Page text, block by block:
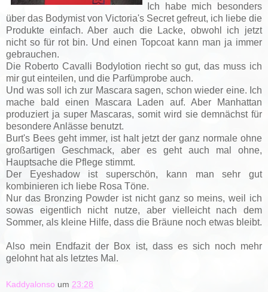
Ich habe mich besonders
über das Bodymist von Victoria's Secret gefreut, ich liebe die
Produkte einfach. Aber auch die Lacke, obwohl ich jetzt
nicht so für rot bin. Und einen Topcoat kann man ja immer
gebrauchen.
Die Roberto Cavalli Bodylotion riecht so gut, das muss ich
mir gut einteilen, und die Parfümprobe auch.
Und was soll ich zur Mascara sagen, schon wieder eine. Ich
mache bald einen Mascara Laden auf. Aber Manhattan
produziert ja super Mascaras, somit wird sie demnächst für
besondere Anlässe benutzt.
Burt's Bees geht immer, ist halt jetzt der ganz normale ohne
großartigen Geschmack, aber es geht auch mal ohne,
Hauptsache die Pflege stimmt.
Der Eyeshadow ist superschön, kann man sehr gut
kombinieren ich liebe Rosa Töne.
Nur das Bronzing Powder ist nicht ganz so meins, weil ich
sowas eigentlich nicht nutze, aber vielleicht nach dem
Sommer, als kleine Hilfe, dass die Bräune noch etwas bleibt.
Also mein Endfazit der Box ist, dass es sich noch mehr
gelohnt hat als letztes Mal.
Kaddyalonso um 23:28